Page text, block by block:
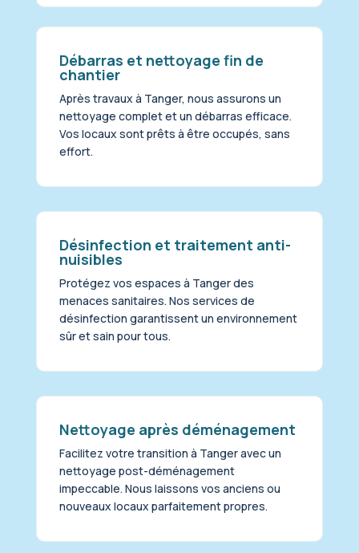
Débarras et nettoyage fin de
chantier
Après travaux à Tanger, nous assurons un
nettoyage complet et un débarras efficace.
Vos locaux sont prêts à être occupés, sans
effort.
Désinfection et traitement anti-
nuisibles
Protégez vos espaces à Tanger des
menaces sanitaires. Nos services de
désinfection garantissent un environnement
sûr et sain pour tous.
Nettoyage après déménagement
Facilitez votre transition à Tanger avec un
nettoyage post-déménagement
impeccable. Nous laissons vos anciens ou
nouveaux locaux parfaitement propres.